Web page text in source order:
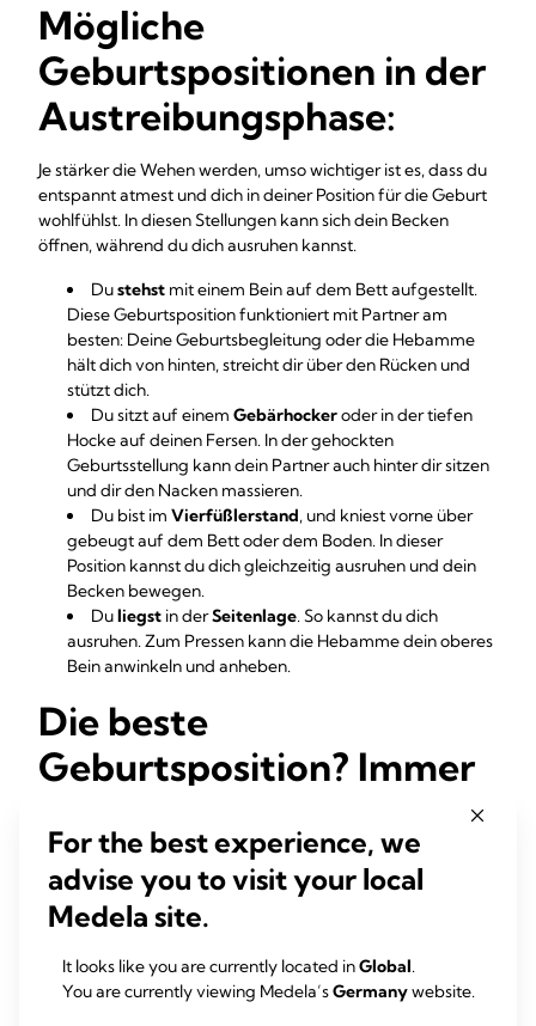
Mögliche
Geburtspositionen in der
Austreibungsphase:
Je stärker die Wehen werden, umso wichtiger ist es, dass du
entspannt atmest und dich in deiner Position für die Geburt
wohlfühlst. In diesen Stellungen kann sich dein Becken
öffnen, während du dich ausruhen kannst.
Dustehst mit einem Bein auf dem Bett aufgestellt.
Diese Geburtsposition funktioniert mit Partner am
besten: Deine Geburtsbegleitung oder die Hebamme
hält dich von hinten, streicht dir über den Rücken und
stützt dich.
Du sitzt auf einem Gebärhockeroder in der tiefen
Hocke auf deinen Fersen. In der gehockten
Geburtsstellung kann dein Partner auch hinter dir sitzen
und dir den Nacken massieren.
Du bist im Vierfüßlerstand, und kniest vorne über
gebeugt auf dem Bett oder dem Boden. In dieser
Position kannst du dich gleichzeitig ausruhen und dein
Becken bewegen.
Duliegst in derSeitenlage. So kannst du dich
ausruhen. Zum Pressen kann die Hebamme dein oberes
Bein anwinkeln und anheben.
Die beste
Geburtsposition? Immer
Zusammenfassend kann man sagen, dass es vorteilhaft
wenn dudeine Positionen bei der Geburt möglichst oft
veränderst . Dadurch, dass du in Bewegung bleibst, wird
Veränderung der Geburtsstellung hilft dir auch mit dem
Wehenschmerz besser umzugehen, da du deinen Körper
For the best experience, we
advise you to visit your local
Medela site.
It looks like you are currently located inGlobal.
You are currently viewing Medela’sGermanywebsite.